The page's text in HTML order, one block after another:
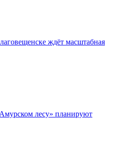
ждёт масштабная
лесу» планируют